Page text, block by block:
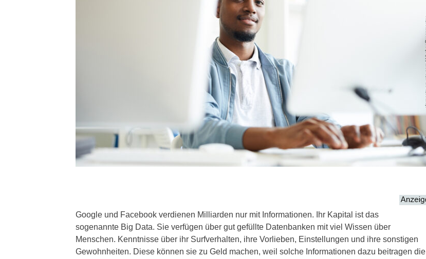
Google und Facebook verdienen Milliarden nur mit Informationen. Ihr Kapital ist das
sogenannte Big Data. Sie verfügen über gut gefüllte Datenbanken mit viel Wissen über
Menschen. Kenntnisse über ihr Surfverhalten, ihre Vorlieben, Einstellungen und ihre sonstigen
Gewohnheiten. Diese können sie zu Geld machen, weil solche Informationen dazu beitragen die